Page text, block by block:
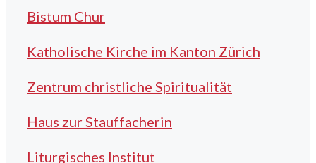
Bistum Chur
Katholische Kirche im Kanton Zürich
Zentrum christliche Spiritualität
Haus zur Stauffacherin
Liturgisches Institut